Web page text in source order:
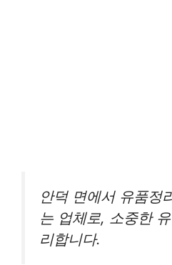
안덕 면에서 유품정
는 업체로, 소중한
리합니다.